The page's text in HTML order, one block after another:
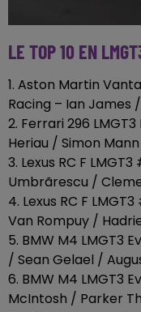
LE TOP 10 EN
1. Aston Martin
Racing – Ian James
2. Ferrari 296
Heriau / Simon
3. Lexus RC F
Umbrãrescu /
4. Lexus RC F
Van Rompuy /
5. BMW M4 LMGT3
/ Sean Gelael /
6. BMW M4 LMGT3
McIntosh / Parker